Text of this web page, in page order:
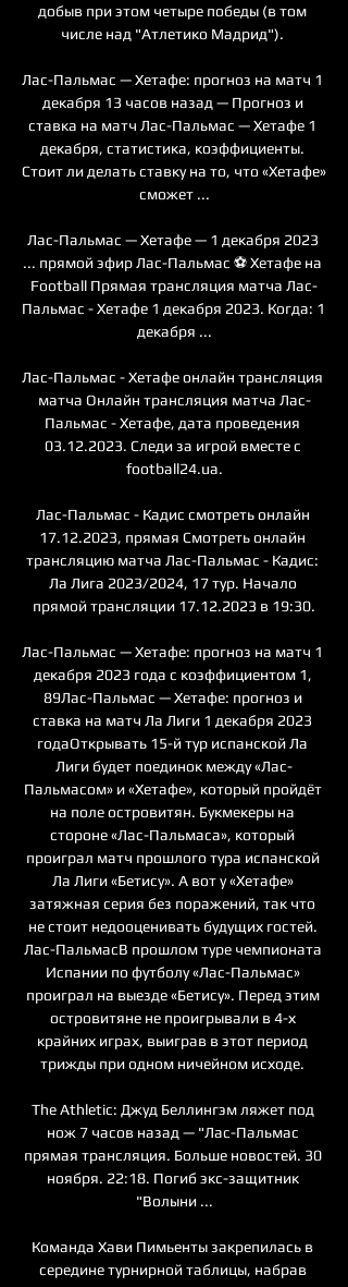
добыв при этом четыре победы (в том
числе над "Атлетико Мадрид").
Лас-Пальмас — Хетафе: прогноз на матч 1
декабря 13 часов назад — Прогноз и
ставка на матч Лас-Пальмас — Хетафе 1
декабря, статистика, коэффициенты.
Стоит ли делать ставку на то, что «Хетафе»
сможет ...
Лас-Пальмас — Хетафе — 1 декабря 2023
... прямой эфир Лас-Пальмас ⚽ Хетафе на
Football Прямая трансляция матча Лас-
Пальмас - Хетафе 1 декабря 2023. Когда: 1
декабря ...
Лас-Пальмас - Хетафе онлайн трансляция
матча Онлайн трансляция матча Лас-
Пальмас - Хетафе, дата проведения
03.12.2023. Следи за игрой вместе с
football24.ua.
Лас-Пальмас - Кадис смотреть онлайн
17.12.2023, прямая Смотреть онлайн
трансляцию матча Лас-Пальмас - Кадис:
Ла Лига 2023/2024, 17 тур. Начало
прямой трансляции 17.12.2023 в 19:30.
Лас-Пальмас — Хетафе: прогноз на матч 1
декабря 2023 года с коэффициентом 1,
89Лас-Пальмас — Хетафе: прогноз и
ставка на матч Ла Лиги 1 декабря 2023
годаОткрывать 15-й тур испанской Ла
Лиги будет поединок между «Лас-
Пальмасом» и «Хетафе», который пройдёт
на поле островитян. Букмекеры на
стороне «Лас-Пальмаса», который
проиграл матч прошлого тура испанской
Ла Лиги «Бетису». А вот у «Хетафе»
затяжная серия без поражений, так что
не стоит недооценивать будущих гостей.
Лас-ПальмасВ прошлом туре чемпионата
Испании по футболу «Лас-Пальмас»
проиграл на выезде «Бетису». Перед этим
островитяне не проигрывали в 4-х
крайних играх, выиграв в этот период
трижды при одном ничейном исходе.
The Athletic: Джуд Беллингэм ляжет под
нож 7 часов назад — "Лас-Пальмас
прямая трансляция. Больше новостей. 30
ноября. 22:18. Погиб экс-защитник
"Волыни ...
Команда Хави Пимьенты закрепилась в
середине турнирной таблицы, набрав